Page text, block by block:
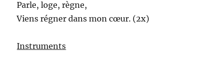
Parle, loge, règne,
Viens régner dans mon cœur. (2x)
Instruments